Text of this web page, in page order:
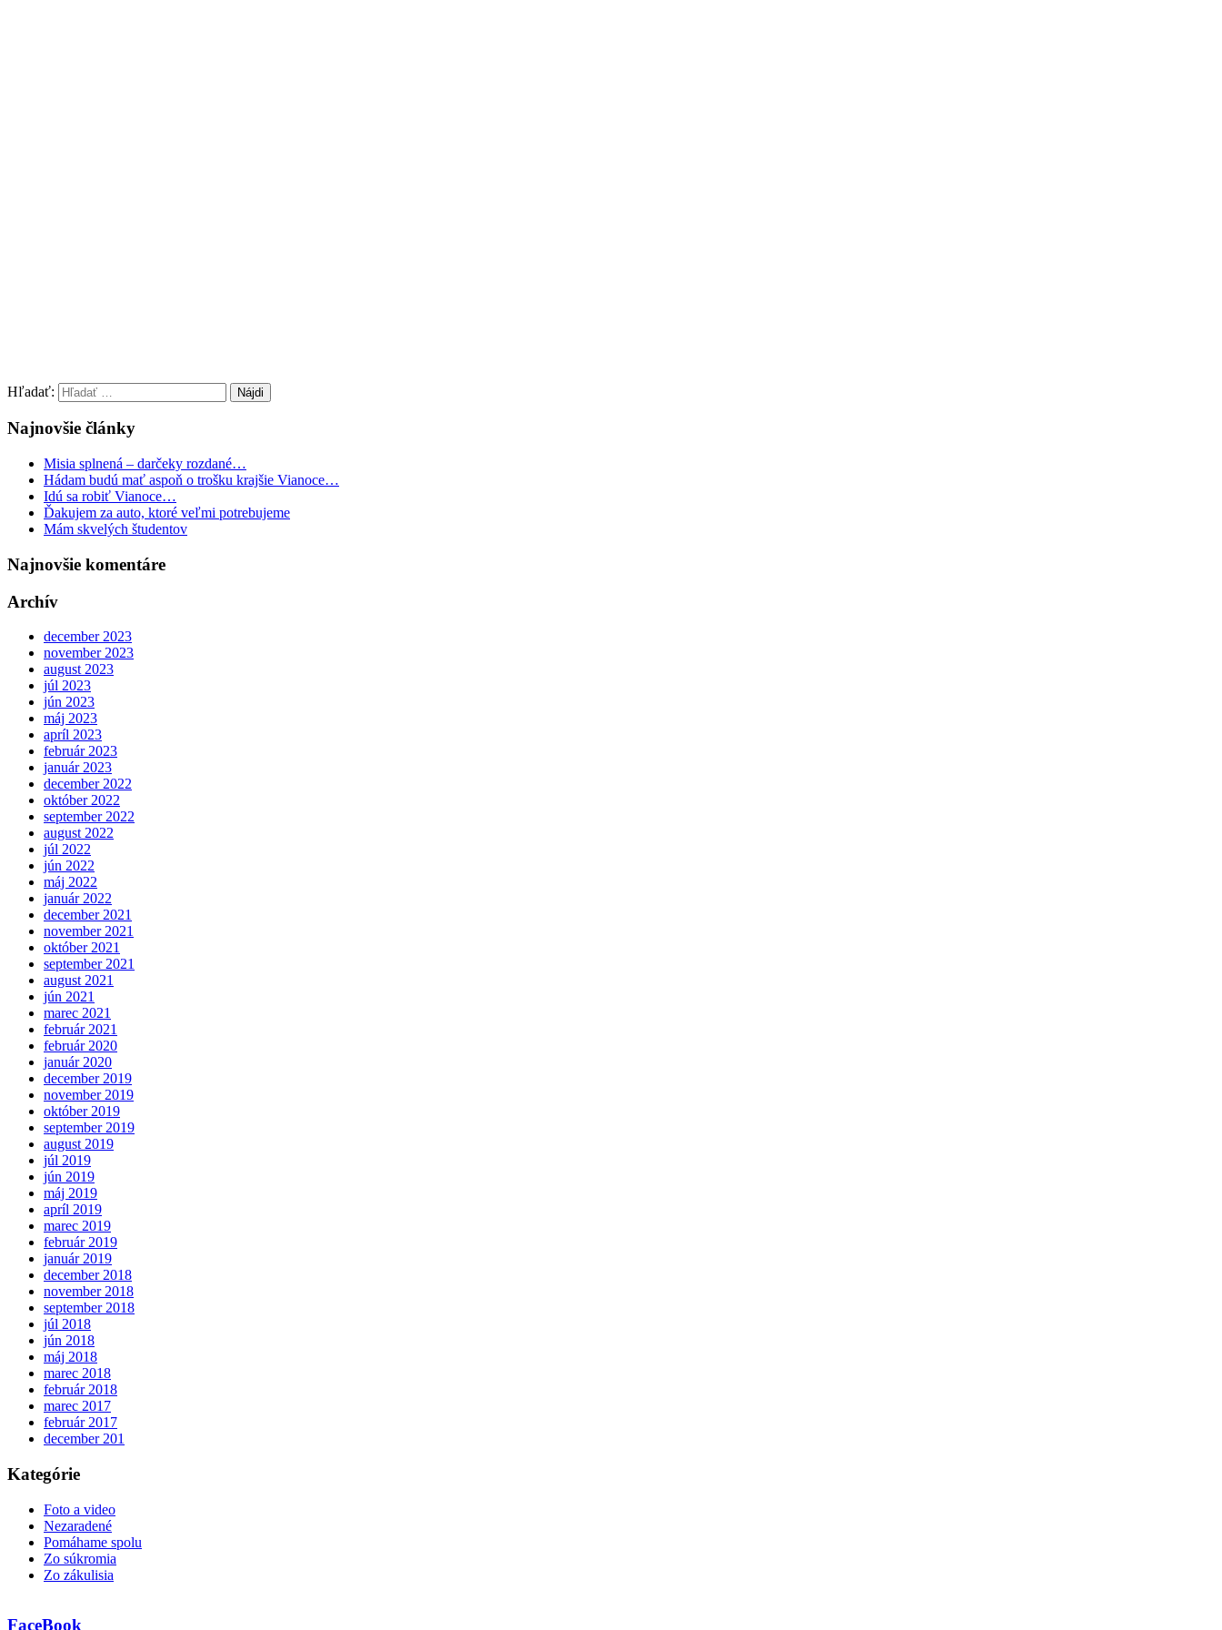
Hľadať:
Najnovšie články
Misia splnená – darčeky rozdané…
Hádam budú mať aspoň o trošku krajšie Vianoce…
Idú sa robiť Vianoce…
Ďakujem za auto, ktoré veľmi potrebujeme
Mám skvelých študentov
Najnovšie komentáre
Archív
december 2023
november 2023
august 2023
júl 2023
jún 2023
máj 2023
apríl 2023
február 2023
január 2023
december 2022
október 2022
september 2022
august 2022
júl 2022
jún 2022
máj 2022
január 2022
december 2021
november 2021
október 2021
september 2021
august 2021
jún 2021
marec 2021
február 2021
február 2020
január 2020
december 2019
november 2019
október 2019
september 2019
august 2019
júl 2019
jún 2019
máj 2019
apríl 2019
marec 2019
február 2019
január 2019
december 2018
november 2018
september 2018
júl 2018
jún 2018
máj 2018
marec 2018
február 2018
marec 2017
február 2017
december 201
Kategórie
Foto a video
Nezaradené
Pomáhame spolu
Zo súkromia
Zo zákulisia
FaceBook